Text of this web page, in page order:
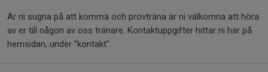
Är ni sugna på att komma och provträna är ni välkomna att höra
av er till någon av oss tränare. Kontaktuppgifter hittar ni här på
hemsidan, under ”kontakt”.